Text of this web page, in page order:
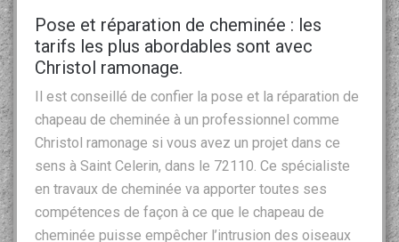
Pose et réparation de cheminée : les
tarifs les plus abordables sont avec
Christol ramonage.
Il est conseillé de confier la pose et la réparation de
chapeau de cheminée à un professionnel comme
Christol ramonage si vous avez un projet dans ce
sens à Saint Celerin, dans le 72110. Ce spécialiste
en travaux de cheminée va apporter toutes ses
compétences de façon à ce que le chapeau de
cheminée puisse empêcher l’intrusion des oiseaux